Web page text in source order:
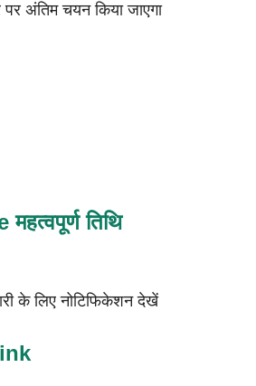
अंतिम चयन किया जाएगा
तिथि
के लिए नोटिफिकेशन देखें